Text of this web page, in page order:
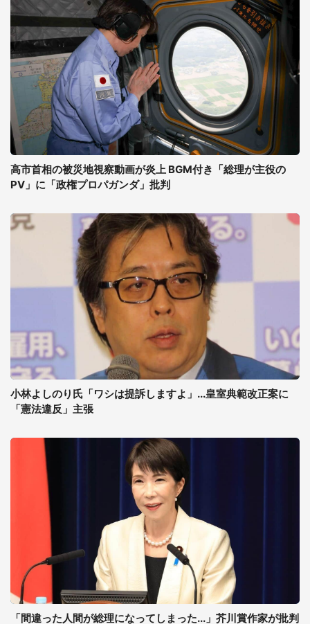
高市首相の被災地視察動画が炎上 BGM付き「総理が主役の
PV」に「政権プロパガンダ」批判
小林よしのり氏「ワシは提訴しますよ」...皇室典範改正案に
「憲法違反」主張
「間違った人間が総理になってしまった...」芥川賞作家が批判